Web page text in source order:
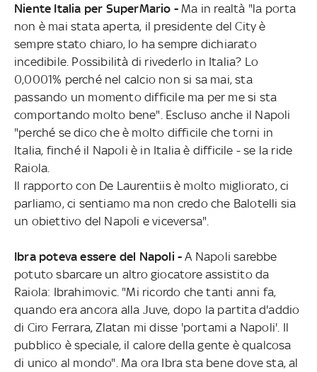
Niente Italia per SuperMario - Ma in realtà "la porta
non è mai stata aperta, il presidente del City è
sempre stato chiaro, lo ha sempre dichiarato
incedibile. Possibilità di rivederlo in Italia? Lo
0,0001% perché nel calcio non si sa mai, sta
passando un momento difficile ma per me si sta
comportando molto bene". Escluso anche il Napoli
"perché se dico che è molto difficile che torni in
Italia, finché il Napoli è in Italia è difficile - se la ride
Raiola.
Il rapporto con De Laurentiis è molto migliorato, ci
parliamo, ci sentiamo ma non credo che Balotelli sia
un obiettivo del Napoli e viceversa".
Ibra poteva essere del Napoli -A Napoli sarebbe
potuto sbarcare un altro giocatore assistito da
Raiola: Ibrahimovic. "Mi ricordo che tanti anni fa,
quando era ancora alla Juve, dopo la partita d'addio
di Ciro Ferrara, Zlatan mi disse 'portami a Napoli'. Il
pubblico è speciale, il calore della gente è qualcosa
di unico al mondo". Ma ora Ibra sta bene dove sta, al